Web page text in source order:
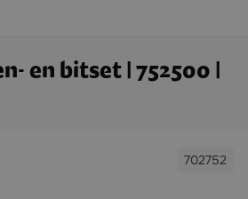
en bitset | 752500 |
702752